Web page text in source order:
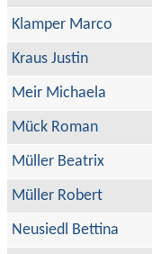
Klamper Marco
Kraus Justin
Meir Michaela
Mück Roman
Müller Beatrix
Müller Robert
Neusiedl Bettina